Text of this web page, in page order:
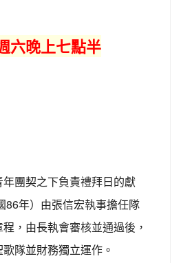
六晚上七點半
團契之下負責禮拜日的獻
86年）由張信宏執事擔任隊
，由長執會審核並通過後，
隊並財務獨立運作。